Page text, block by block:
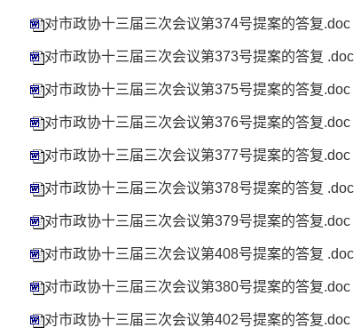
对市政协十三届三次会议第374号提案的答复.doc
对市政协十三届三次会议第373号提案的答复 .doc
对市政协十三届三次会议第375号提案的答复.doc
对市政协十三届三次会议第376号提案的答复.doc
对市政协十三届三次会议第377号提案的答复.doc
对市政协十三届三次会议第378号提案的答复 .doc
对市政协十三届三次会议第379号提案的答复.doc
对市政协十三届三次会议第408号提案的答复 .doc
对市政协十三届三次会议第380号提案的答复.doc
对市政协十三届三次会议第402号提案的答复.doc